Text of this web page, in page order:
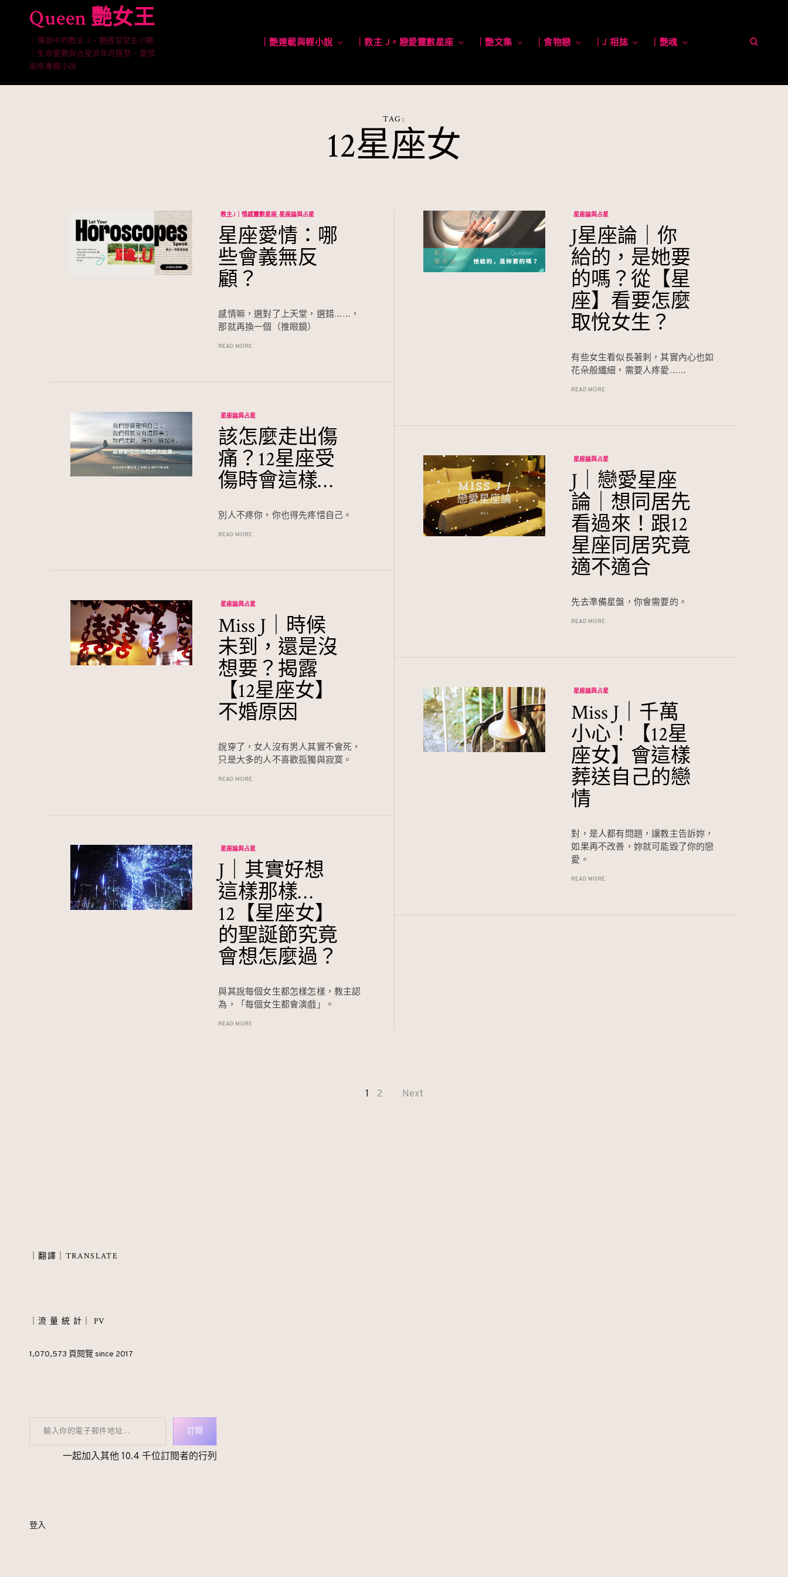
content
Queen 艷女王
｜傳說中的教主 J – 艷遇堂堂主小艷
｜生命靈數與占星流年月運勢、愛情
兩性專欄小說
｜艷連載與輕小說 toggle
child
｜教主 J。戀愛靈數星座 toggle
child
｜艷文集 toggle
child
｜食物戀 toggle
child
｜J 相誌 toggle
child
｜艷魂
open
TAG:
12星座女
教主J｜情感靈數星座 星座論與占星
星座愛情：哪
些會義無反
顧？
感情嘛，選對了上天堂，選錯……，
那就再換一個（推眼鏡）
READ MORE
星座論與占星
J星座論｜你
給的，是她要
的嗎？從【星
座】看要怎麼
取悅女生？
有些女生看似長著刺，其實內心也如
花朵般纖細，需要人疼愛……
READ MORE
星座論與占星
該怎麼走出傷
痛？12星座受
傷時會這樣…
別人不疼你，你也得先疼惜自己。
READ MORE
星座論與占星
J｜戀愛星座
論｜想同居先
看過來！跟12
星座同居究竟
適不適合
先去準備星盤，你會需要的。
READ MORE
星座論與占星
Miss J｜時候
未到，還是沒
想要？揭露
【12星座女】
不婚原因
說穿了，女人沒有男人其實不會死，
只是大多的人不喜歡孤獨與寂寞。
READ MORE
星座論與占星
Miss J｜千萬
小心！【12星
座女】會這樣
葬送自己的戀
情
對，是人都有問題，讓教主告訴妳，
如果再不改善，妳就可能毀了你的戀
愛。
READ MORE
星座論與占星
J｜其實好想
這樣那樣…
12【星座女】
的聖誕節究竟
會想怎麼過？
與其說每個女生都怎樣怎樣，教主認
為，「每個女生都會演戲」。
READ MORE
1 2 Next
｜翻譯｜TRANSLATE
｜流 量 統 計｜ PV
1,070,573 頁閱覽 since 2017
訂閱
一起加入其他 10.4 千位訂閱者的行列
登入